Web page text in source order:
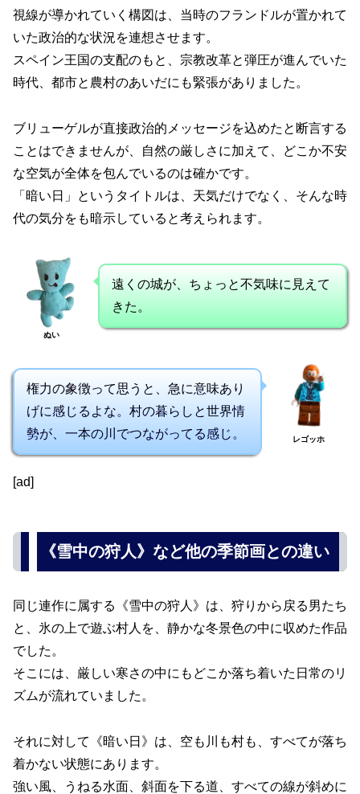
視線が導かれていく構図は、当時のフランドルが置かれて
いた政治的な状況を連想させます。
スペイン王国の支配のもと、宗教改革と弾圧が進んでいた
時代、都市と農村のあいだにも緊張がありました。
ブリューゲルが直接政治的メッセージを込めたと断言する
ことはできませんが、自然の厳しさに加えて、どこか不安
な空気が全体を包んでいるのは確かです。
「暗い日」というタイトルは、天気だけでなく、そんな時
代の気分をも暗示していると考えられます。
ぬい
遠くの城が、ちょっと不気味に見えて
きた。
権力の象徴って思うと、急に意味あり
げに感じるよな。村の暮らしと世界情
勢が、一本の川でつながってる感じ。
レゴッホ
[ad]
《雪中の狩人》など他の季節画との違い
同じ連作に属する《雪中の狩人》は、狩りから戻る男たち
と、氷の上で遊ぶ村人を、静かな冬景色の中に収めた作品
でした。
そこには、厳しい寒さの中にもどこか落ち着いた日常のリ
ズムが流れていました。
それに対して《暗い日》は、空も川も村も、すべてが落ち
着かない状態にあります。
強い風、うねる水面、斜面を下る道、すべての線が斜めに